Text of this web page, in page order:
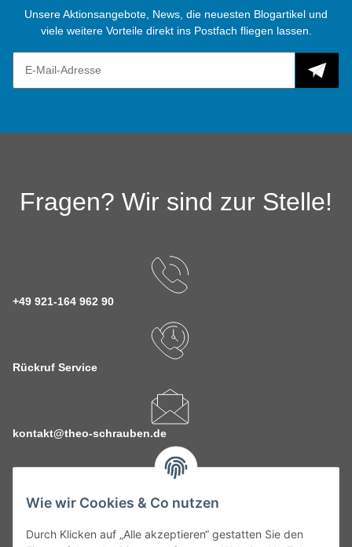
Wie wir Cookies & Co nutzen
Durch Klicken auf „Alle akzeptieren“ gestatten Sie den
Unsere Aktionsangebote, News, die neuesten Blogartikel und
viele weitere Vorteile direkt ins Postfach fliegen lassen.
Fragen? Wir sind zur Stelle!
+49 921-164 962 90
Rückruf Service
kontakt@theo-schrauben.de
Service